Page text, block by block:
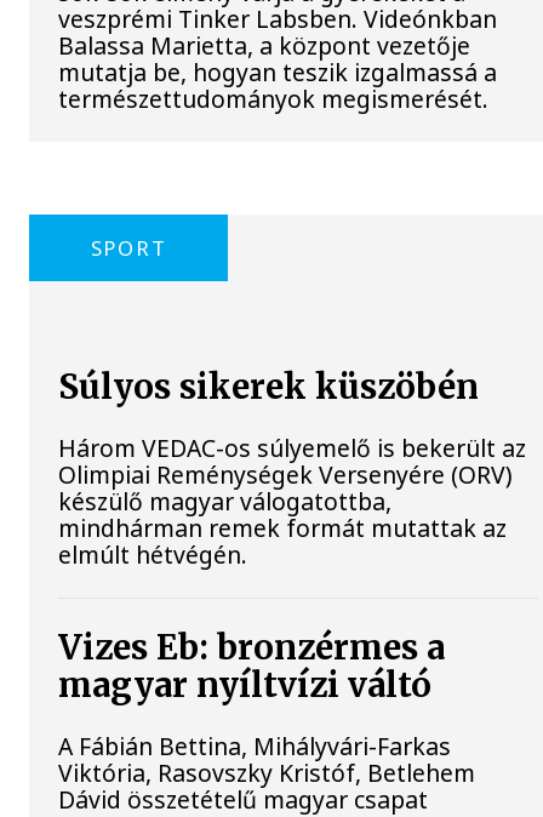
veszprémi Tinker Labsben. Videónkban
Balassa Marietta, a központ vezetője
mutatja be, hogyan teszik izgalmassá a
természettudományok megismerését.
SPORT
Súlyos sikerek küszöbén
Három VEDAC-os súlyemelő is bekerült az
Olimpiai Reménységek Versenyére (ORV)
készülő magyar válogatottba,
mindhárman remek formát mutattak az
elmúlt hétvégén.
Vizes Eb: bronzérmes a
magyar nyíltvízi váltó
A Fábián Bettina, Mihályvári-Farkas
Viktória, Rasovszky Kristóf, Betlehem
Dávid összetételű magyar csapat